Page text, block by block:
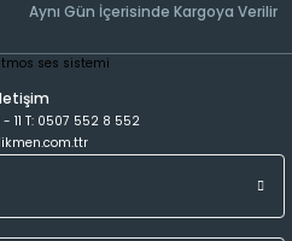
Aynı Gün İçerisinde Kargoya Verilir
- 11 T: 0507 552 8 552